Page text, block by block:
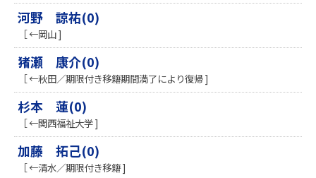
河野 諒祐(0)
［ ←岡山 ]
猪瀬 康介(0)
［ ←秋田／期限付き移籍期間満了により復帰 ]
杉本 蓮(0)
［ ←関西福祉大学 ]
加藤 拓己(0)
［ ←清水／期限付き移籍 ]